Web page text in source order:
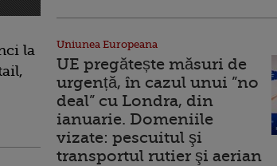
la
Uniunea Europeana
UE pregătește măsuri de
urgență, în cazul unui ”no
deal” cu Londra, din
ianuarie. Domeniile
vizate: pescuitul şi
transportul rutier şi aerian